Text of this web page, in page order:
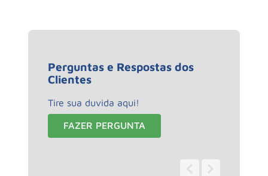
Perguntas e Respostas dos
Clientes
Tire sua duvida aqui!
FAZER PERGUNTA